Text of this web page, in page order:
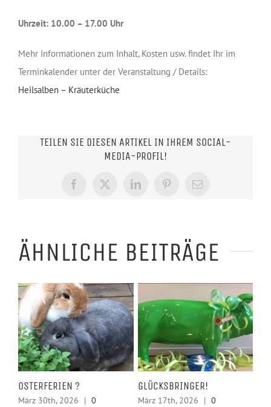
Uhrzeit: 10.00 – 17.00 Uhr
Mehr Informationen zum Inhalt, Kosten usw. findet Ihr im
Terminkalender unter der Veranstaltung / Details:
Heilsalben – Kräuterküche
TEILEN SIE DIESEN ARTIKEL IN IHREM SOCIAL-
MEDIA-PROFIL!
Facebook
X LinkedInPinterest
E-
ÄHNLICHE BEITRÄGE
OSTERFERIEN ?
März 30th, 2026 | 0
GLÜCKSBRINGER!
März 17th, 2026 | 0